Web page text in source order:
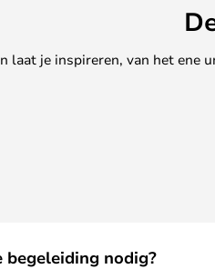
laat je inspireren, van het ene
begeleiding nodig?